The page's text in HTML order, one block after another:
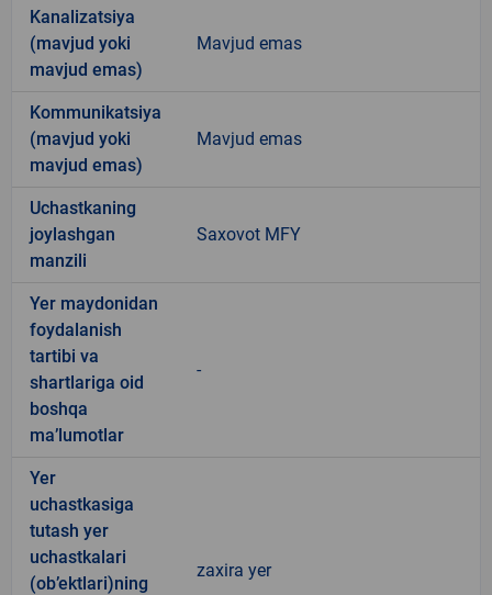
Kanalizatsiya
(mavjud yoki
mavjud emas)
Mavjud emas
Kommunikatsiya
(mavjud yoki
mavjud emas)
Mavjud emas
Uchastkaning
joylashgan
manzili
Saxovot MFY
Yer maydonidan
foydalanish
tartibi va
shartlariga oid
boshqa
ma’lumotlar
-
Yer
uchastkasiga
tutash yer
uchastkalari
(ob’ektlari)ning
zaxira yer